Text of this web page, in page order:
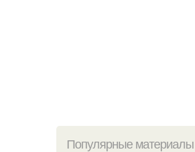
Популярные материалы